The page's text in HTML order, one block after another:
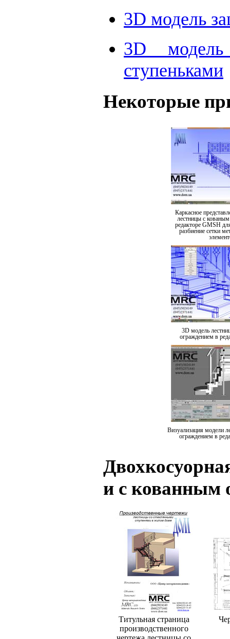
3D модель
3D
ступеньками
Некоторые
Каркасное
лестницы с
редакторе GMSH
разбиение сетки
3D модель
ограждением в
Визуализация модели
ограждением в
и с кованным
Титульная страница
производственного